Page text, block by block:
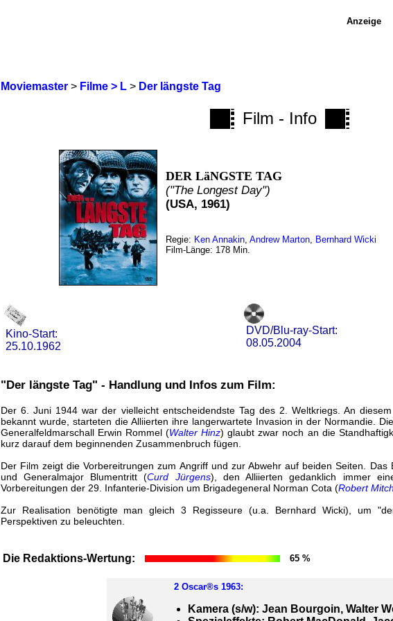
Moviemaster> Filme > L> Der längste Tag
Film - Info
DER LäNGSTE TAG
("The Longest Day")
(USA, 1961)
Regie: Ken Annakin, Andrew Marton, Bernhard Wicki
Film-Länge: 178 Min.
Kino-Start:
25.10.1962
DVD/Blu-ray-Start:
08.05.2004
"Der längste Tag" - Handlung und Infos zum Film:
Der 6. Juni 1944 war der vielleicht entscheidendste Tag des 2. Weltkriegs. An
bekannt wurde, starteten die Alliierten ihre langerwartete Invasion in der Normandie.
Generalfeldmarschall Erwin Rommel (Walter Hinz) glaubt zwar noch an die
kurz darauf dem beginnenden Zusammenbruch fügen.
Der Film zeigt die Vorbereitrungen zum Angriff und zur Abwehr auf beiden Seiten.
und Generalmajor Blumentritt (Curd Jürgens), den Alliierten gedanklich immer
Vorbereitungen der 29. Infanterie-Division um Brigadegeneral Norman Cota (Robert
Zur Realisation benötigte man gleich 3 Regisseure (u.a. Bernhard Wicki), um
Perspektiven zu beleuchten.
Die Redaktions-Wertung: 65 %
2 Oscar®s 1963:
Kamera (s/w): Jean Bourgoin, Walter
Anzeige